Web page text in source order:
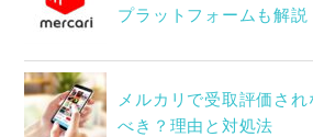
プラットフォームも解説
メルカリで受取評価さ
べき？理由と対処法